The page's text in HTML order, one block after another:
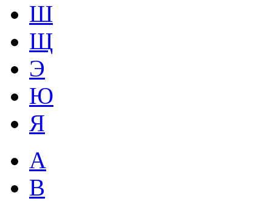
Ш
Щ
Э
Ю
Я
A
B